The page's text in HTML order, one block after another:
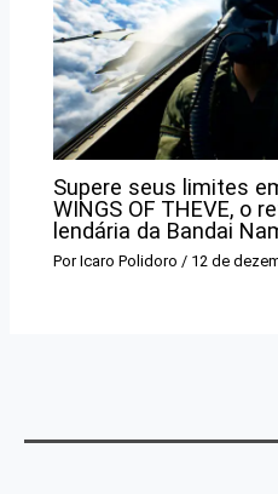
Supere seus limites
WINGS OF THEVE, o
lendária da Bandai
PorIcaro Polidoro / 12 de